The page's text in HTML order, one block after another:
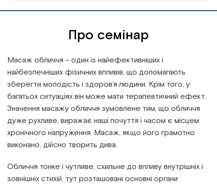
Про семінар
Масаж обличчя – один із найефективніших і
найбезпечніших фізичних впливів, що допомагають
зберегти молодість і здоров’я людини. Крім того, у
багатьох ситуаціях він може мати терапевтичний ефект.
Значення масажу обличчя зумовлене тим, що обличчя
дуже рухливе, виражає наші почуття і часом є місцем
хронічного напруження. Масаж, якщо його грамотно
виконано, дійсно творить дива.
Обличчя тонке і чутливе, схильне до впливу внутрішніх і
зовнішніх стихій, тут розташовані основні органи